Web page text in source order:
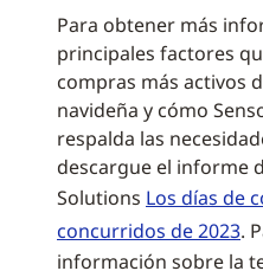
Para obtener más
principales factores
compras más activos
navideña y cómo
respalda las
descargue el informe
Solutions Los días de
concurridos de 2023.
información sobre la